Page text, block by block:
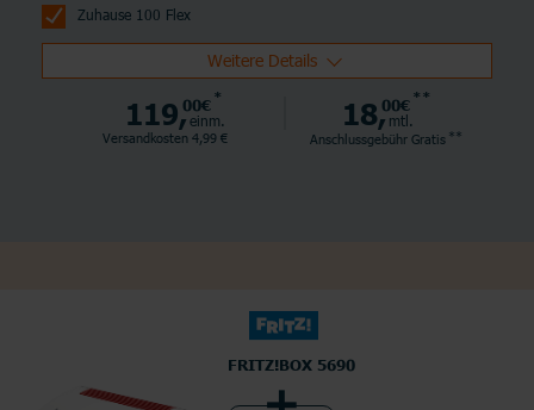
Zuhause 100 Flex
Weitere Details
119,00€ *
einm.
Versandkosten 4,99 €
18,00€ **
mtl.
Anschlussgebühr Gratis **
FRITZ!BOX 5690